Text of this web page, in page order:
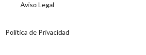
Aviso Legal
Política de Privacidad